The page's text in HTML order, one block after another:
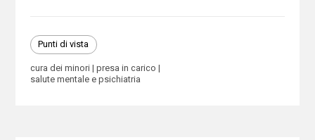
Punti di vista
cura dei minori
presa in carico
salute mentale e psichiatria